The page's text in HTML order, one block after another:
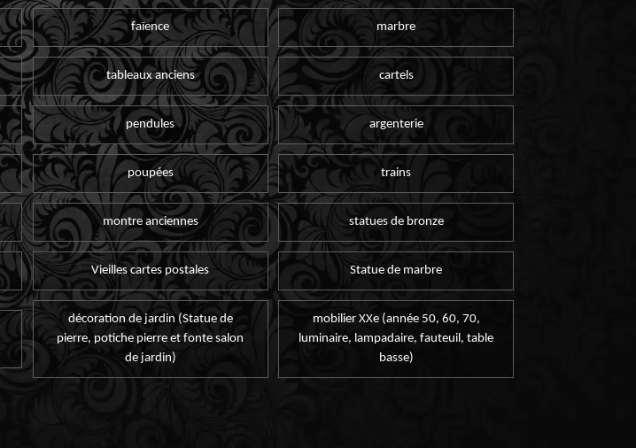
faïence marbre
tableaux anciens cartels
pendules argenterie
poupées trains
montre anciennes statues de bronze
Vieilles cartes postales Statue de marbre
décoration de jardin (Statue de
pierre, potiche pierre et fonte salon
de jardin)
mobilier XXe (année 50, 60, 70,
luminaire, lampadaire, fauteuil, table
basse)